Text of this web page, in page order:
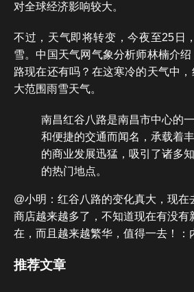
对全球经济影响较大。
不过，天气即将转变，今夜至25日
雪。中国天气网气象分析师林楠介
路现在还有吗？在这寒冷的天气中
大范围雨雪天气。
南昌红谷八路是南昌市中心的
和便捷的交通而闻名，承载着
的商业发展迅猛，吸引了诸多
的热门地点。
@小明：红谷八路的变化真大，现
商店越来越多了，不知道现在有没
在，而且越来越繁华，值得一去！：
推荐文章